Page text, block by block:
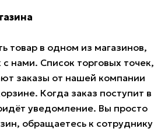
товар в одном из магазинов,
нами. Список торговых точек,
заказы от нашей компании
Когда заказ поступит в
уведомление. Вы просто
обращаетесь к сотруднику